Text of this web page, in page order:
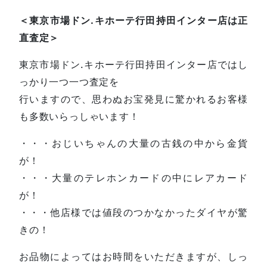
＜東京市場ドン.キホーテ行田持田インター店は正
直査定＞
東京市場ドン.キホーテ行田持田インター店ではし
っかり一つ一つ査定を
行いますので、思わぬお宝発見に驚かれるお客様
も多数いらっしゃいます！
・・・おじいちゃんの大量の古銭の中から金貨
が！
・・・大量のテレホンカードの中にレアカード
が！
・・・他店様では値段のつかなかったダイヤが驚
きの！
お品物によってはお時間をいただきますが、しっ